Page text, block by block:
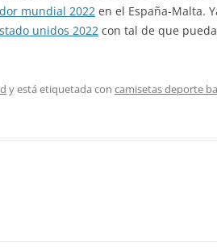
mundial 2022 en el España-Malta.
unidos 2022 con tal de que
y está etiquetada con camisetas deporte